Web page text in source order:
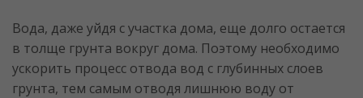
Вода, даже уйдя с участка дома, еще долго остается
в толще грунта вокруг дома. Поэтому необходимо
ускорить процесс отвода вод с глубинных слоев
грунта, тем самым отводя лишнюю воду от